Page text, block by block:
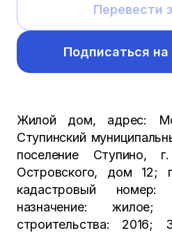
Перевести
Подписаться на
Жилой дом, адрес:
Ступинский
поселение Ступино,
Островского, дом 12;
кадастровый номер:
назначение:
строительства: 2016;